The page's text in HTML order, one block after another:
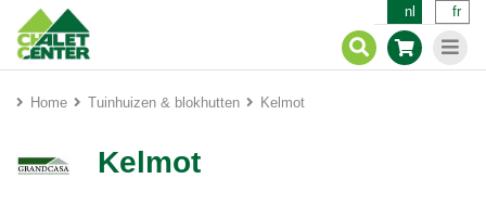
nl fr
Home Tuinhuizen & blokhutten Kelmot
Kelmot